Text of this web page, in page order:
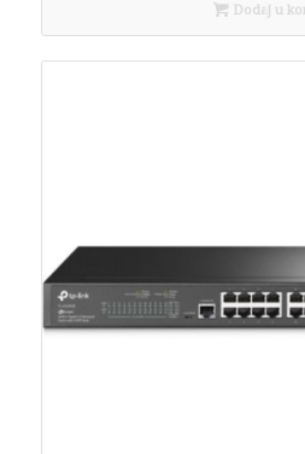
Dodaj u